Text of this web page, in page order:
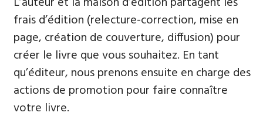
frais d’édition (relecture-correction, mise en
page, création de couverture, diffusion) pour
créer le livre que vous souhaitez. En tant
qu’éditeur, nous prenons ensuite en charge des
actions de promotion pour faire connaître
votre livre.